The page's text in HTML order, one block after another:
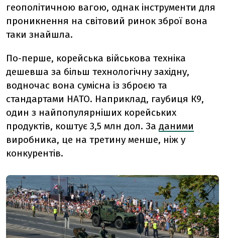
геополітичною вагою, однак інструменти для
проникнення на світовий ринок зброї вона
таки знайшла.
По-перше, корейська військова техніка
дешевша за більш технологічну західну,
водночас вона сумісна із зброєю та
стандартами НАТО. Наприклад, гаубиця К9,
один з найпопулярніших корейських
продуктів, коштує 3,5 млн дол. За даними
виробника, це на третину менше, ніж у
конкурентів.